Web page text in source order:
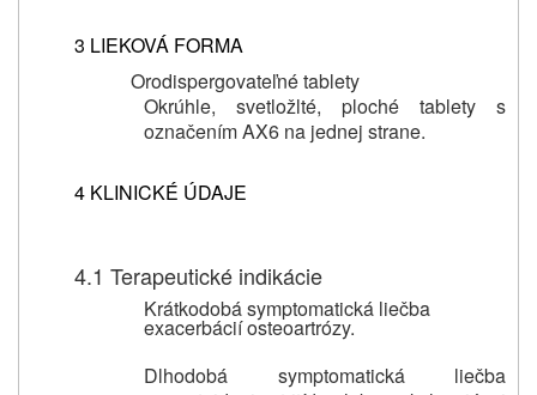
3 LIEKOVÁ FORMA
Orodispergovateľné tablety
Okrúhle, svetložlté, ploché tablety s
označením AX6 na jednej strane.
4 KLINICKÉ ÚDAJE
4.1 Terapeutické indikácie
Krátkodobá symptomatická liečba
exacerbácií osteoartrózy.
Dlhodobá symptomatická liečba